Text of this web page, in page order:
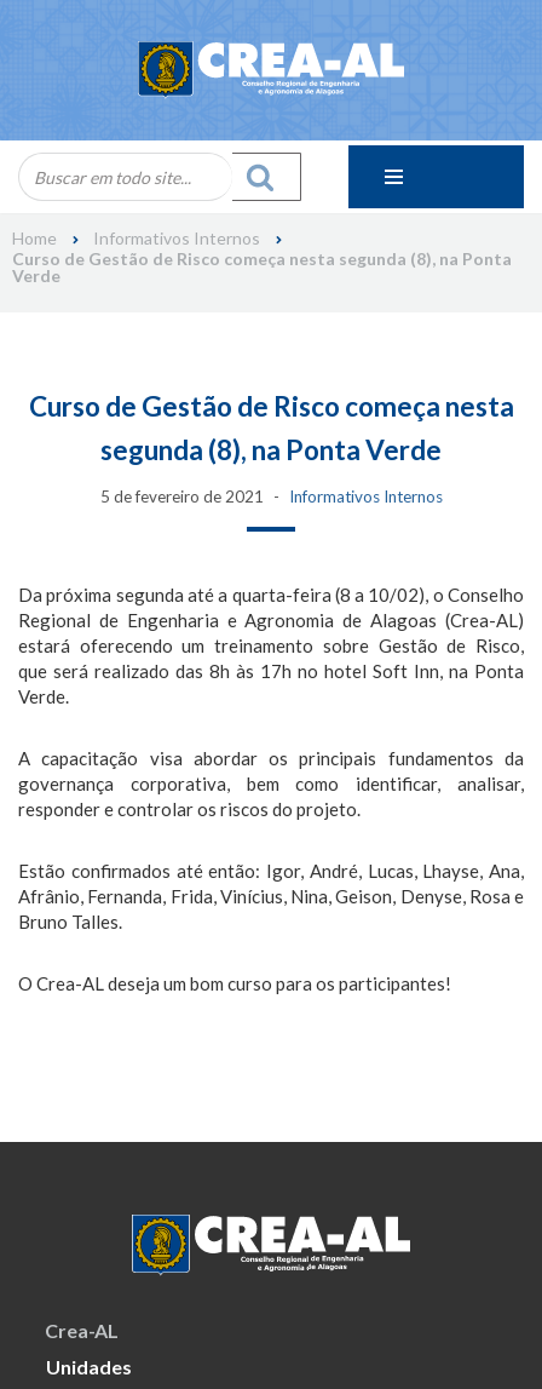
Home
Informativos Internos
Curso de Gestão de Risco começa nesta segunda (8), na Ponta
Verde
Curso de Gestão de Risco começa nesta
segunda (8), na Ponta Verde
5 de fevereiro de 2021 Informativos Internos
Da próxima segunda até a quarta-feira (8 a 10/02), o Conselho
Regional de Engenharia e Agronomia de Alagoas (Crea-AL)
estará oferecendo um treinamento sobre Gestão de Risco,
que será realizado das 8h às 17h no hotel Soft Inn, na Ponta
Verde.
A capacitação visa abordar os principais fundamentos da
governança corporativa, bem como identificar, analisar,
responder e controlar os riscos do projeto.
Estão confirmados até então: Igor, André, Lucas, Lhayse, Ana,
Afrânio, Fernanda, Frida, Vinícius, Nina, Geison, Denyse, Rosa e
Bruno Talles.
O Crea-AL deseja um bom curso para os participantes!
Crea-AL
Unidades